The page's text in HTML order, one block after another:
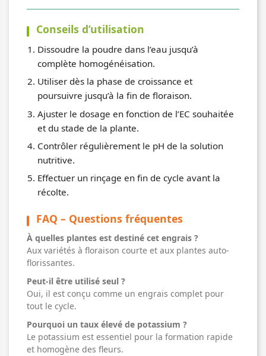
Conseils d’utilisation
Dissoudre la poudre dans l’eau jusqu’à
complète homogénéisation.
Utiliser dès la phase de croissance et
poursuivre jusqu’à la fin de floraison.
Ajuster le dosage en fonction de l’EC souhaitée
et du stade de la plante.
Contrôler régulièrement le pH de la solution
nutritive.
Effectuer un rinçage en fin de cycle avant la
récolte.
FAQ – Questions fréquentes
À quelles plantes est destiné cet engrais ?
Aux variétés à floraison courte et aux plantes auto-
florissantes.
Peut-il être utilisé seul ?
Oui, il est conçu comme un engrais complet pour
tout le cycle.
Pourquoi un taux élevé de potassium ?
Le potassium est essentiel pour la formation rapide
et homogène des fleurs.